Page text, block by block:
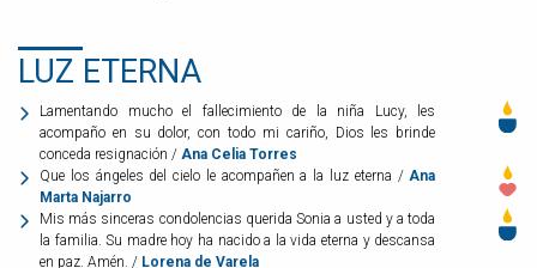
LUZ ETERNA
Lamentando mucho el fallecimiento de la niña Lucy, les
acompaño en su dolor, con todo mi cariño, Dios les brinde
conceda resignación / Ana Celia Torres
Que los ángeles del cielo le acompañen a la luz eterna /Ana
Marta Najarro
Mis más sinceras condolencias querida Sonia a usted y a toda
la familia. Su madre hoy ha nacido a la vida eterna y descansa
en paz. Amén. / Lorena de Varela